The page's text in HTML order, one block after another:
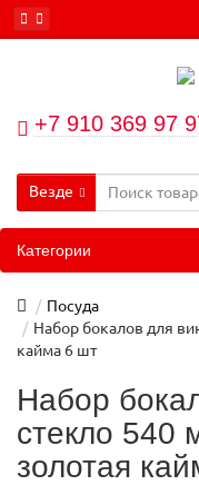
+7 910 369 97
Везде
Категории
Посуда
Набор бокалов для
кайма 6 шт
Набор
стекло 540
золотая